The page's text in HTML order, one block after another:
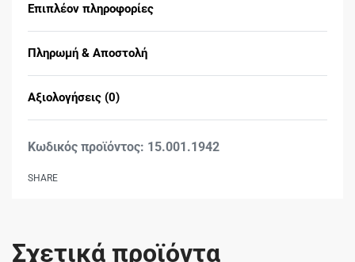
Επιπλέον πληροφορίες
Πληρωμή & Αποστολή
Αξιολογήσεις (0)
15.001.1942
SHARE
Σχετικά προϊόντα